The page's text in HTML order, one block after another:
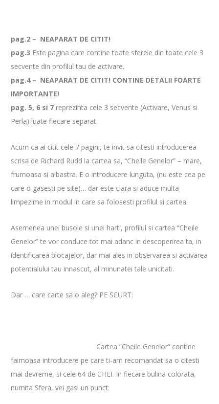
pag.2 – NEAPARAT DE CITIT!
pag.3 Este pagina care contine toate sferele din toate cele 3
secvente din profilul tau de activare.
pag.4 – NEAPARAT DE CITIT! CONTINE DETALII FOARTE
IMPORTANTE!
pag. 5, 6 si 7 reprezinta cele 3 secvente (Activare, Venus si
Perla) luate fiecare separat.
Acum ca ai citit cele 7 pagini, te invit sa citesti introducerea
scrisa de Richard Rudd la cartea sa, “Cheile Genelor” – mare,
frumoasa si albastra. E o introducere lunguta, (nu este cea pe
care o gasesti pe site)… dar este clara si aduce multa
limpezime in modul in care sa folosesti profilul si cartea.
Asemenea unei busole si unei harti, profilul si cartea “Cheile
Genelor” te vor conduce tot mai adanc in descoperirea ta, in
identificarea blocajelor, dar mai ales in observarea si activarea
potentialului tau innascut, al minunatei tale unicitati.
Dar … care carte sa o aleg? PE SCURT:
Cartea “Cheile Genelor” contine
faimoasa introducere pe care ti-am recomandat sa o citesti
mai devreme, si cele 64 de CHEI. In fiecare bulina colorata,
numita Sfera, vei gasi un punct: